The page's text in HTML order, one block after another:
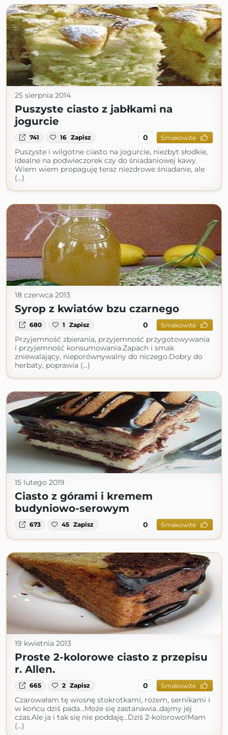
25 sierpnia 2014
Puszyste ciasto z jabłkami na
jogurcie
741 16 Zapisz 0 Smakowite
Puszyste i wilgotne ciasto na jogurcie, niezbyt słodkie,
idealne na podwieczorek czy do śniadaniowej kawy.
Wiem wiem propaguję teraz niezdrowe śniadanie, ale
(...)
18 czerwca 2013
Syrop z kwiatów bzu czarnego
680 1 Zapisz 0 Smakowite
Przyjemność zbierania, przyjemność przygotowywania
i przyjemność konsumowania.Zapach i smak
zniewalający, nieporównywalny do niczego.Dobry do
herbaty, poprawia (...)
15 lutego 2019
Ciasto z górami i kremem
budyniowo-serowym
673 45 Zapisz 0 Smakowite
19 kwietnia 2013
Proste 2-kolorowe ciasto z przepisu
r. Allen.
665 2 Zapisz 0 Smakowite
Czarowałam tę wiosnę stokrotkami, różem, sernikami i
w końcu dziś pada...Może się zastanawia..dajmy jej
czas.Ale ja i tak się nie poddaję...Dziś 2-kolorowo!Mam
(...)